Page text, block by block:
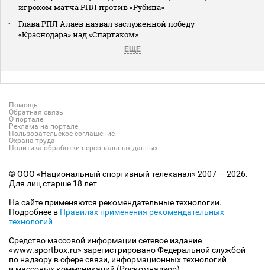
игроком матча РПЛ против «Рубина»
Глава РПЛ Алаев назвал заслуженной победу
«Краснодара» над «Спартаком»
ЕЩЕ
Помощь
Обратная связь
О портале
Реклама на портале
Пользовательское соглашение
Охрана труда
Политика обработки персональных данных
© ООО «Национальный спортивный телеканал» 2007 — 2026.
Для лиц старше 18 лет
На сайте применяются рекомендательные технологии.
Подробнее в Правилах применения рекомендательных
технологий
Средство массовой информации сетевое издание
«www.sportbox.ru» зарегистрировано Федеральной службой
по надзору в сфере связи, информационных технологий